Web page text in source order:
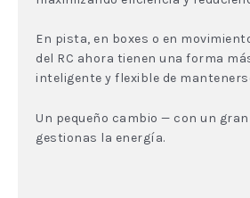
En pista, en boxes o en
del RC ahora tienen una forma
inteligente y flexible de
Un pequeño cambio — con un
gestionas la energía.